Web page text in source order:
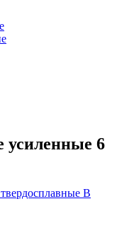
усиленные 6
В